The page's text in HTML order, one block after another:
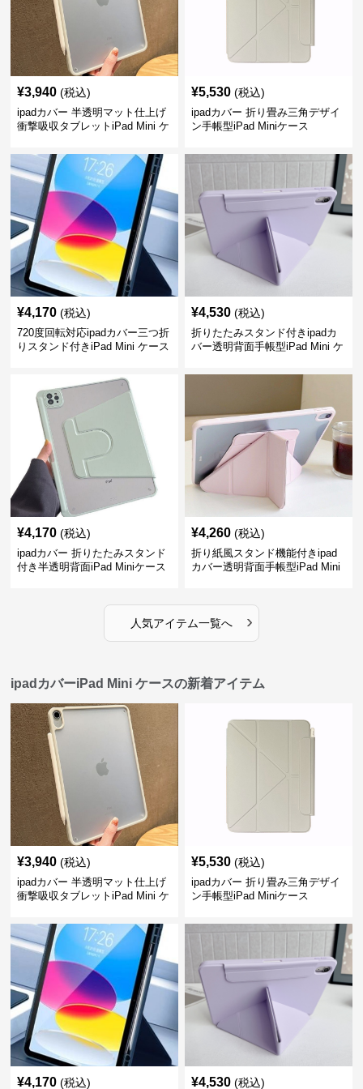
¥3,940 (税込)
ipadカバー 半透明マット仕上げ
衝撃吸収タブレットiPad Mini ケ
¥5,530 (税込)
ipadカバー 折り畳み三角デザイ
ン手帳型iPad Miniケース
¥4,170 (税込)
720度回転対応ipadカバー三つ折
りスタンド付きiPad Mini ケース
¥4,530 (税込)
折りたたみスタンド付きipadカ
バー透明背面手帳型iPad Mini ケ
¥4,170 (税込)
ipadカバー 折りたたみスタンド
付き半透明背面iPad Miniケース
¥4,260 (税込)
折り紙風スタンド機能付きipad
カバー透明背面手帳型iPad Mini
人気アイテム一覧へ ›
ipadカバーiPad Mini ケースの新着アイテム
¥3,940 (税込)
ipadカバー 半透明マット仕上げ
衝撃吸収タブレットiPad Mini ケ
¥5,530 (税込)
ipadカバー 折り畳み三角デザイ
ン手帳型iPad Miniケース
¥4,170 (税込) ¥4,530 (税込)